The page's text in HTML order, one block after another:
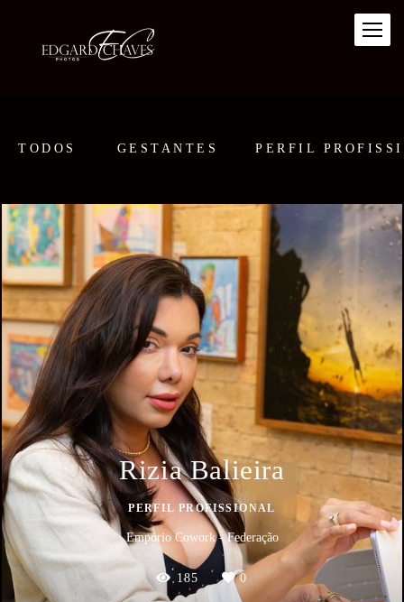
TODOS GESTANTES PERFIL
Rizia Balieira
PERFIL PROFISSIONAL
Empório Cowork - Federação
185 0